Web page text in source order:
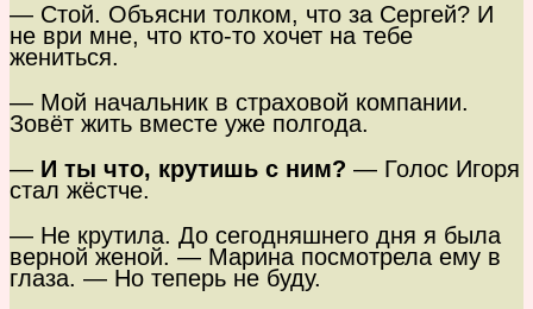
— Стой. Объясни толком, что за Сергей? И
не ври мне, что кто-то хочет на тебе
жениться.
— Мой начальник в страховой компании.
Зовёт жить вместе уже полгода.
— И ты что, крутишь с ним? — Голос Игоря
стал жёстче.
— Не крутила. До сегодняшнего дня я была
верной женой. — Марина посмотрела ему в
глаза. — Но теперь не буду.